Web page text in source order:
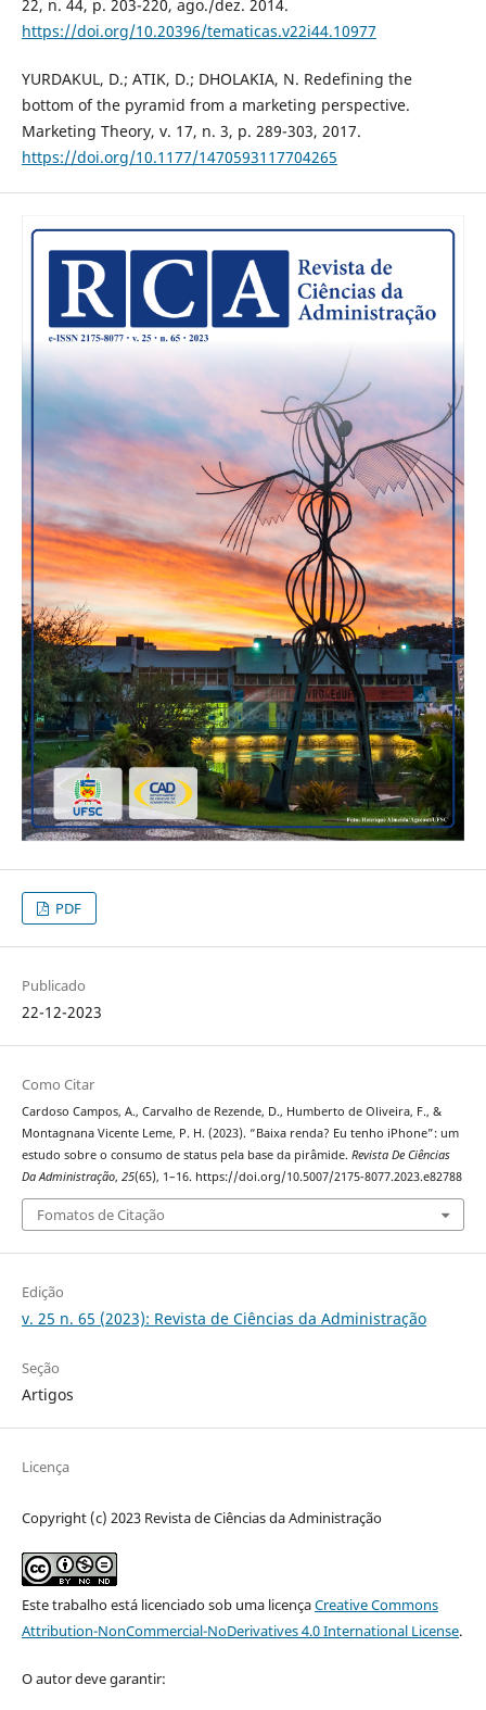
22, n. 44, p. 203-220, ago./dez. 2014.
https://doi.org/10.20396/tematicas.v22i44.10977
YURDAKUL, D.; ATIK, D.; DHOLAKIA, N. Redefining the
bottom of the pyramid from a marketing perspective.
Marketing Theory, v. 17, n. 3, p. 289-303, 2017.
https://doi.org/10.1177/1470593117704265
PDF
Publicado
22-12-2023
Como Citar
Cardoso Campos, A., Carvalho de Rezende, D., Humberto de Oliveira, F., &
Montagnana Vicente Leme, P. H. (2023). “Baixa renda? Eu tenho iPhone”: um
estudo sobre o consumo de status pela base da pirâmide. Revista De Ciências
Da Administração, 25(65), 1–16. https://doi.org/10.5007/2175-8077.2023.e82788
Fomatos de Citação
Edição
v. 25 n. 65 (2023): Revista de Ciências da Administração
Seção
Artigos
Licença
Copyright (c) 2023 Revista de Ciências da Administração
Este trabalho está licenciado sob uma licençaCreative Commons
Attribution-NonCommercial-NoDerivatives 4.0 International License.
O autor deve garantir: